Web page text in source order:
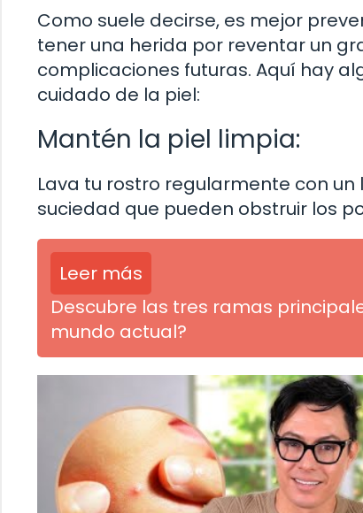
Como suele decirse, es mejor
tener una herida por reventar un
complicaciones futuras. Aquí hay
cuidado de la piel:
Mantén la piel limpia:
Lava tu rostro regularmente con
suciedad que pueden obstruir los
Leer más
Descubre las tres ramas
mundo actual?